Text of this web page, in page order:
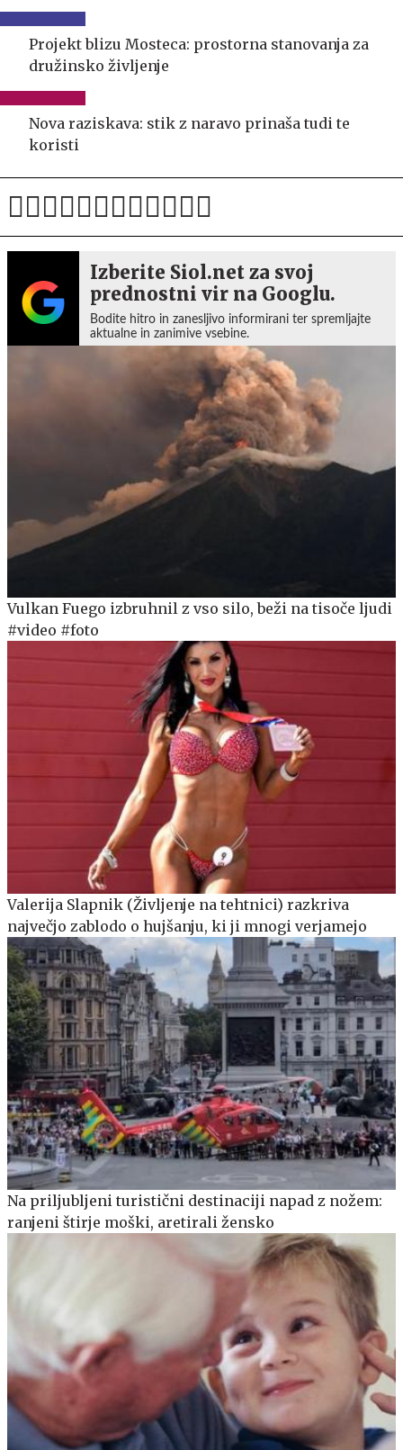
Projekt blizu Mosteca: prostorna stanovanja za
družinsko življenje
Nova raziskava: stik z naravo prinaša tudi te
koristi
Izberite Siol.net za svoj
prednostni vir na Googlu.
Bodite hitro in zanesljivo informirani ter spremljajte
aktualne in zanimive vsebine.
Vulkan Fuego izbruhnil z vso silo, beži na tisoče ljudi
#video #foto
Valerija Slapnik (Življenje na tehtnici) razkriva
največjo zablodo o hujšanju, ki ji mnogi verjamejo
Na priljubljeni turistični destinaciji napad z nožem:
ranjeni štirje moški, aretirali žensko